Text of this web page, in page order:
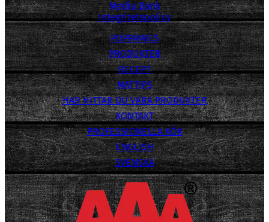
Media Bank
Integritetspolicy
POPPAMIES
PRODUKTER
RECEPT
MATTIPS
HAR HITTAR DU VARA PRODUKTER
KONTAKT
PROFESSIONELLA KÖK
ENGLISH
SVENSKA